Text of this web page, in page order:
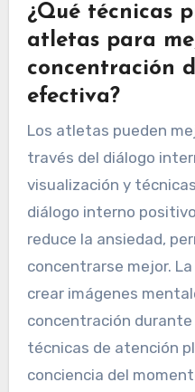
¿Qué técnicas
atletas para
concentración
efectiva?
Los atletas pueden
través del diálogo
visualización y
diálogo interno
reduce la ansiedad,
concentrarse mejor.
crear imágenes
concentración
técnicas de atención
conciencia del